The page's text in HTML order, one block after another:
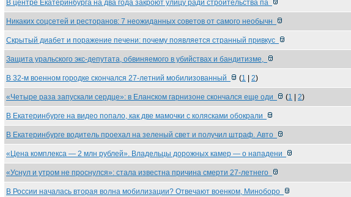
В центре Екатеринбурга на два года закроют улицу ради строительства па
Никаких соцсетей и ресторанов: 7 неожиданных советов от самого необычн
Скрытый диабет и поражение печени: почему появляется странный привкус
Защита уральского экс-депутата, обвиняемого в убийствах и бандитизме,
В 32-м военном городке скончался 27-летний мобилизованный (1 2)
«Четыре раза запускали сердце»: в Еланском гарнизоне скончался еще оди (1 2)
В Екатеринбурге на видео попало, как две мамочки с колясками обокрали
В Екатеринбурге водитель проехал на зеленый свет и получил штраф. Авто
«Цена комплекса — 2 млн рублей». Владельцы дорожных камер — о нападени
«Уснул и утром не проснулся»: стала известна причина смерти 27-летнего
В России началась вторая волна мобилизации? Отвечают военком, Миноборо